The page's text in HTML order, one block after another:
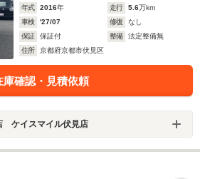
年式
2016年 走行 5.6万km
車検
'27/07 修復
なし
保証
保証付 整備
法定整備無
住所
京都府京都市伏見区
庫確認・見積依頼
ケイスマイル伏見店